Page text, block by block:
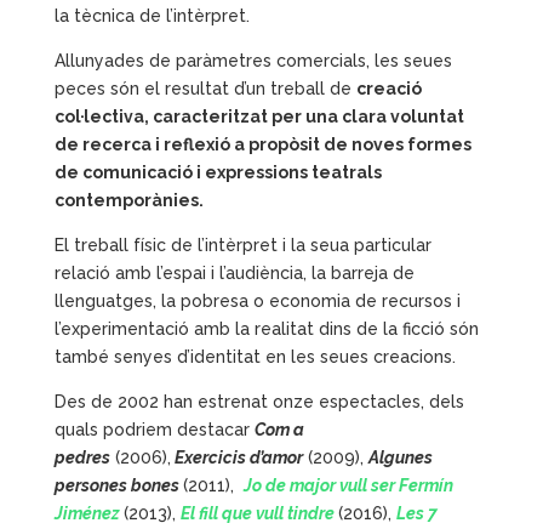
la tècnica de l’intèrpret.
Allunyades de paràmetres comercials, les seues
peces són el resultat d’un treball de creació
col·lectiva, caracteritzat per una clara voluntat
de recerca i reflexió a propòsit de noves formes
de comunicació i expressions teatrals
contemporànies.
El treball físic de l’intèrpret i la seua particular
relació amb l’espai i l’audiència, la barreja de
llenguatges, la pobresa o economia de recursos i
l’experimentació amb la realitat dins de la ficció són
també senyes d’identitat en les seues creacions.
Des de 2002 han estrenat onze espectacles, dels
quals podriem destacar Com a
pedres(2006), Exercicis d’amor(2009), Algunes
persones bones(2011),Jo de major vull ser Fermín
Jiménez (2013), El fill que vull tindre (2016), Les 7